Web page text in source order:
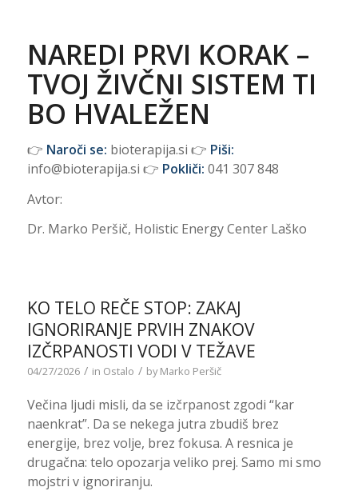
NAREDI PRVI KORAK –
TVOJ ŽIVČNI SISTEM TI
BO HVALEŽEN
👉 Naroči se: bioterapija.si 👉 Piši:
info@bioterapija.si 👉 Pokliči: 041 307 848
Avtor:
Dr. Marko Peršič, Holistic Energy Center Laško
KO TELO REČE STOP: ZAKAJ
IGNORIRANJE PRVIH ZNAKOV
IZČRPANOSTI VODI V TEŽAVE
04/27/2026 / in Ostalo / byMarko Peršič
Večina ljudi misli, da se izčrpanost zgodi “kar
naenkrat”. Da se nekega jutra zbudiš brez
energije, brez volje, brez fokusa. A resnica je
drugačna: telo opozarja veliko prej. Samo mi smo
mojstri v ignoriranju.